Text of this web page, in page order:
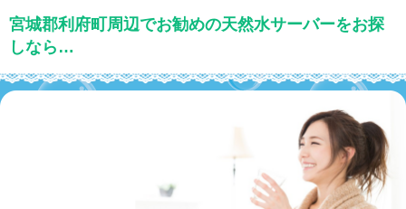
宮城郡利府町周辺でお勧めの天然水サーバーをお探
しなら…